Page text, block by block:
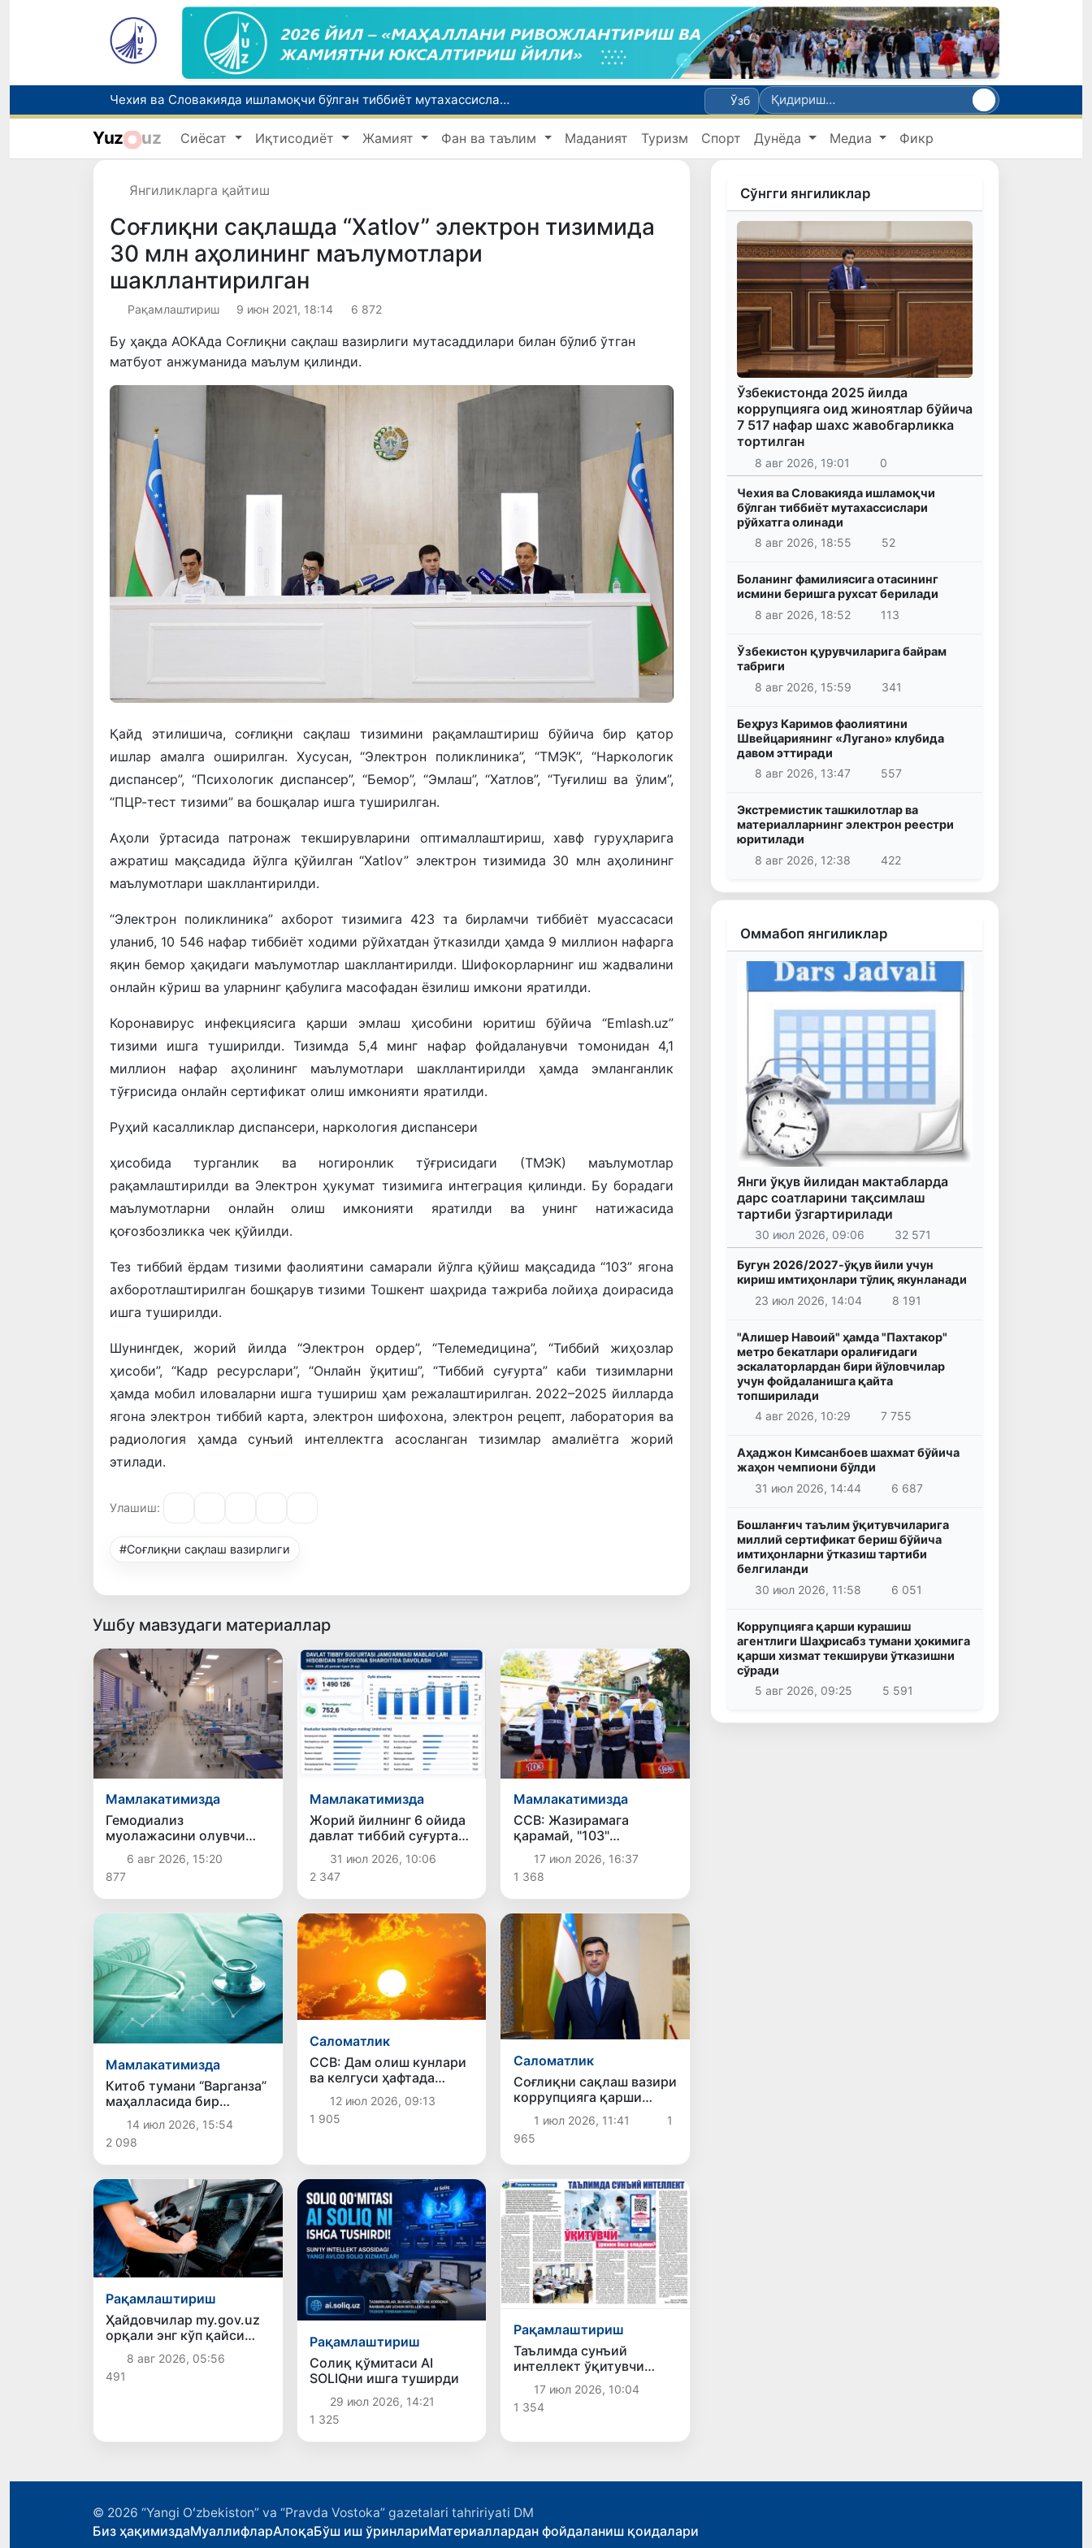
Чехия ва Словакияда ишламоқчи бўлган тиббиёт мутахассислари рўйхатга олинади
Боланинг фамилиясига отасининг исмини беришга рухсат берилади
Беҳруз Каримов фаолиятини Швейцариянинг «Лугано» клубида давом эттиради
Ўзб
Yuz uz Сиёсат Иқтисодиёт Жамият Фан ва таълим Маданият Туризм Спорт Дунёда Медиа Фикр
Янгиликларга қайтиш
Соғлиқни сақлашда “Xatlov” электрон тизимида
30 млн аҳолининг маълумотлари
шакллантирилган
Рақамлаштириш 9 июн 2021, 18:14 6 872
Бу ҳақда АОКАда Соғлиқни сақлаш вазирлиги мутасаддилари билан бўлиб ўтган
матбуот анжуманида маълум қилинди.
Қайд этилишича, соғлиқни сақлаш тизимини рақамлаштириш бўйича бир қатор
ишлар амалга оширилган. Хусусан, “Электрон поликлиника”, “ТМЭК”, “Наркологик
диспансер”, “Психологик диспансер”, “Бемор”, “Эмлаш”, “Хатлов”, “Туғилиш ва ўлим”,
“ПЦР-тест тизими” ва бошқалар ишга туширилган.
Аҳоли ўртасида патронаж текширувларини оптималлаштириш, хавф гуруҳларига
ажратиш мақсадида йўлга қўйилган “Xatlov” электрон тизимида 30 млн аҳолининг
маълумотлари шакллантирилди.
“Электрон поликлиника” ахборот тизимига 423 та бирламчи тиббиёт муассасаси
уланиб, 10 546 нафар тиббиёт ходими рўйхатдан ўтказилди ҳамда 9 миллион нафарга
яқин бемор ҳақидаги маълумотлар шакллантирилди. Шифокорларнинг иш жадвалини
онлайн кўриш ва уларнинг қабулига масофадан ёзилиш имкони яратилди.
Коронавирус инфекциясига қарши эмлаш ҳисобини юритиш бўйича “Emlash.uz”
тизими ишга туширилди. Тизимда 5,4 минг нафар фойдаланувчи томонидан 4,1
миллион нафар аҳолининг маълумотлари шакллантирилди ҳамда эмланганлик
тўғрисида онлайн сертификат олиш имконияти яратилди.
Руҳий касалликлар диспансери, наркология диспансери
ҳисобида турганлик ва ногиронлик тўғрисидаги (ТМЭК) маълумотлар
рақамлаштирилди ва Электрон ҳукумат тизимига интеграция қилинди. Бу борадаги
маълумотларни онлайн олиш имконияти яратилди ва унинг натижасида
қоғозбозликка чек қўйилди.
Тез тиббий ёрдам тизими фаолиятини самарали йўлга қўйиш мақсадида “103” ягона
ахборотлаштирилган бошқарув тизими Тошкент шаҳрида тажриба лойиҳа доирасида
ишга туширилди.
Шунингдек, жорий йилда “Электрон ордер”, “Телемедицина”, “Тиббий жиҳозлар
ҳисоби”, “Кадр ресурслари”, “Онлайн ўқитиш”, “Тиббий суғурта” каби тизимларни
ҳамда мобил иловаларни ишга тушириш ҳам режалаштирилган. 2022–2025 йилларда
ягона электрон тиббий карта, электрон шифохона, электрон рецепт, лаборатория ва
радиология ҳамда сунъий интеллектга асосланган тизимлар амалиётга жорий
этилади.
Улашиш:
#Соғлиқни сақлаш вазирлиги
Ушбу мавзудаги материаллар
Мамлакатимизда
Гемодиализ
муолажасини олувчи
беморларнинг йўл
харажатлари давлат
бюджети ҳисобидан
қоплаб берилиши
мумкин
6 авг 2026, 15:20
877
Мамлакатимизда
Жорий йилнинг 6 ойида
давлат тиббий суғуртаси
ҳисобидан жами 1 млн.
490 минг 126 нафар
бемор даволанди
31 июл 2026, 10:06
2 347
Мамлакатимизда
ССВ: Жазирамага
қарамай, "103"
хизматида чақириқлар
динамикаси барқарор
17 июл 2026, 16:37
1 368
Мамлакатимизда
Китоб тумани “Варганза”
маҳалласида бир
оиланинг уч нафар
аъзосида қутуриш
касаллиги аниқлангани
ҳақида хабарлар
тарқалди
14 июл 2026, 15:54
2 098
Саломатлик
ССВ: Дам олиш кунлари
ва келгуси ҳафтада
кутилаётган
жазирамадан қандай
сақланиш керак?
12 июл 2026, 09:13
1 905
Саломатлик
Соғлиқни сақлаш вазири
коррупцияга қарши
муросасиз кураш бўйича
мурожаат билан чиқди
1 июл 2026, 11:41
1
965
Рақамлаштириш
Ҳайдовчилар my.gov.uz
орқали энг кўп қайси
хизматлардан
фойдаланмоқда?
8 авг 2026, 05:56
491
Рақамлаштириш
Солиқ қўмитаси AI
SOLIQни ишга туширди
29 июл 2026, 14:21
1 325
Рақамлаштириш
Таълимда сунъий
интеллект ўқитувчи
ўрнини боса оладими?
17 июл 2026, 10:04
1 354
Сўнгги янгиликлар
Ўзбекистонда 2025 йилда
коррупцияга оид жиноятлар бўйича
7 517 нафар шахс жавобгарликка
тортилган
8 авг 2026, 19:01 0
Чехия ва Словакияда ишламоқчи
бўлган тиббиёт мутахассислари
рўйхатга олинади
8 авг 2026, 18:55
52
Боланинг фамилиясига отасининг
исмини беришга рухсат берилади
8 авг 2026, 18:52
113
Ўзбекистон қурувчиларига байрам
табриги
8 авг 2026, 15:59
341
Беҳруз Каримов фаолиятини
Швейцариянинг «Лугано» клубида
давом эттиради
8 авг 2026, 13:47
557
Экстремистик ташкилотлар ва
материалларнинг электрон реестри
юритилади
8 авг 2026, 12:38
422
Оммабоп янгиликлар
Янги ўқув йилидан мактабларда
дарс соатларини тақсимлаш
тартиби ўзгартирилади
30 июл 2026, 09:06 32 571
Бугун 2026/2027-ўқув йили учун
кириш имтиҳонлари тўлиқ якунланади
23 июл 2026, 14:04
8 191
"Алишер Навоий" ҳамда "Пахтакор"
метро бекатлари оралиғидаги
эскалаторлардан бири йўловчилар
учун фойдаланишга қайта
топширилади
4 авг 2026, 10:29
7 755
Аҳаджон Кимсанбоев шахмат бўйича
жаҳон чемпиони бўлди
31 июл 2026, 14:44
6 687
Бошланғич таълим ўқитувчиларига
миллий сертификат бериш бўйича
имтиҳонларни ўтказиш тартиби
белгиланди
30 июл 2026, 11:58
6 051
Коррупцияга қарши курашиш
агентлиги Шаҳрисабз тумани ҳокимига
қарши хизмат текшируви ўтказишни
сўради
5 авг 2026, 09:25
5 591
© 2026 “Yangi Oʻzbekiston” va “Pravda Vostoka” gazetalari tahririyati DM
Биз ҳақимиздаМуаллифларАлоқаБўш иш ўринлариМатериаллардан фойдаланиш қоидалари